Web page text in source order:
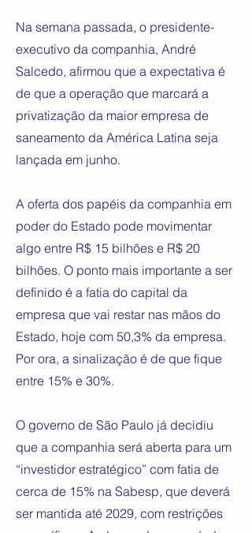
​Na semana passada, o presidente-
executivo da companhia, André
Salcedo, afirmou que a expectativa é
de que a operação que marcará a
privatização da maior empresa de
saneamento da América Latina seja
lançada em junho.
​A oferta dos papéis da companhia em
poder do Estado pode movimentar
algo entre R$ 15 bilhões e R$ 20
bilhões. O ponto mais importante a ser
definido é a fatia do capital da
empresa que vai restar nas mãos do
Estado, hoje com 50,3% da empresa.
Por ora, a sinalização é de que fique
entre 15% e 30%.
​O governo de São Paulo já decidiu
que a companhia será aberta para um
“investidor estratégico” com fatia de
cerca de 15% na Sabesp, que deverá
ser mantida até 2029, com restrições